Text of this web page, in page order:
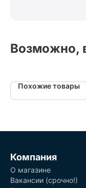
Возможно,
Похожие товары
Компания
О магазине
Вакансии (срочно!)